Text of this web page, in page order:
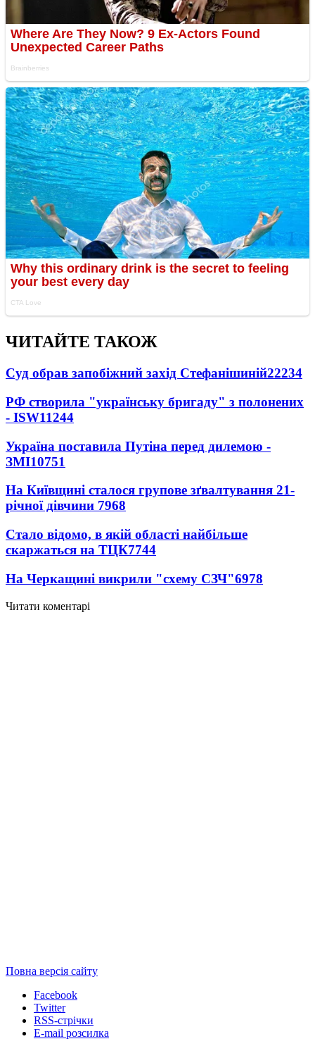
ЧИТАЙТЕ ТАКОЖ
Суд обрав запобіжний захід Стефанішиній22234
РФ створила "українську бригаду" з полонених
- ISW11244
Україна поставила Путіна перед дилемою -
ЗМІ10751
На Київщині сталося групове зґвалтування 21-
річної дівчини 7968
Стало відомо, в якій області найбільше
скаржаться на ТЦК7744
На Черкащині викрили "схему СЗЧ"6978
Читати коментарі
Повна версія сайту
Facebook
Twitter
RSS-стрічки
E-mail розсилка